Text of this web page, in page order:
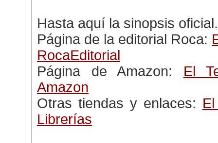
Hasta aquí la sinopsis oficial.
Página de la editorial Roca:
RocaEditorial
Página de Amazon: El
Amazon
Otras tiendas y enlaces:
Librerías